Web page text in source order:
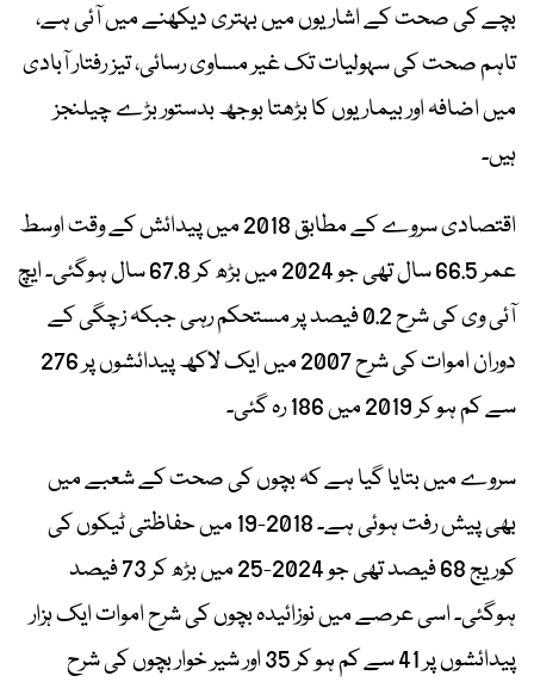
بچے کی صحت کے اشاریوں میں بہتری دیکھنے میں آئی ہے،
تاہم صحت کی سہولیات تک غیر مساوی رسائی، تیز رفتار آبادی
میں اضافہ اور بیماریوں کا بڑھتا بوجھ بدستور بڑے چیلنجز
ہیں۔
اقتصادی سروے کے مطابق 2018 میں پیدائش کے وقت اوسط
عمر 66.5 سال تھی جو 2024 میں بڑھ کر 67.8 سال ہوگئی۔ ایچ
آئی وی کی شرح 0.2 فیصد پر مستحکم رہی جبکہ زچگی کے
دوران اموات کی شرح 2007 میں ایک لاکھ پیدائشوں پر 276
سے کم ہو کر 2019 میں 186 رہ گئی۔
سروے میں بتایا گیا ہے کہ بچوں کی صحت کے شعبے میں
بھی پیش رفت ہوئی ہے۔ 2018-19 میں حفاظتی ٹیکوں کی
کوریج 68 فیصد تھی جو 2024-25 میں بڑھ کر 73 فیصد
ہوگئی۔ اسی عرصے میں نوزائیدہ بچوں کی شرح اموات ایک ہزار
پیدائشوں پر 41 سے کم ہو کر 35 اور شیر خوار بچوں کی شرح